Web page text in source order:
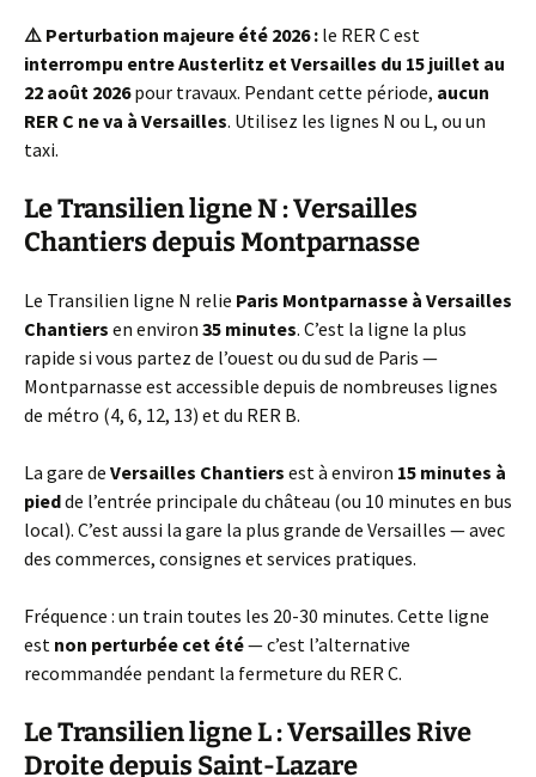
⚠️ Perturbation majeure été 2026 : le RER C est
interrompu entre Austerlitz et Versailles du 15 juillet au
22 août 2026pour travaux. Pendant cette période, aucun
RER C ne va à Versailles. Utilisez les lignes N ou L, ou un
taxi.
Le Transilien ligne N : Versailles
Chantiers depuis Montparnasse
Le Transilien ligne N relie Paris Montparnasse à Versailles
Chantiers en environ 35 minutes. C’est la ligne la plus
rapide si vous partez de l’ouest ou du sud de Paris —
Montparnasse est accessible depuis de nombreuses lignes
de métro (4, 6, 12, 13) et du RER B.
La gare de Versailles Chantiers est à environ 15 minutes à
piedde l’entrée principale du château (ou 10 minutes en bus
local). C’est aussi la gare la plus grande de Versailles — avec
des commerces, consignes et services pratiques.
Fréquence : un train toutes les 20-30 minutes. Cette ligne
est non perturbée cet été— c’est l’alternative
recommandée pendant la fermeture du RER C.
Le Transilien ligne L : Versailles Rive
Droite depuis Saint-Lazare